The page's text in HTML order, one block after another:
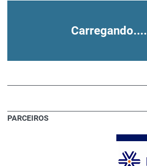
Carregando....
PARCEIROS